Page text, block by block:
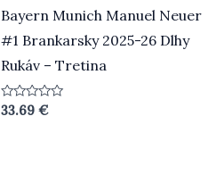
Bayern Munich Manuel Neuer
#1 Brankarsky 2025-26 Dlhy
Rukáv – Tretina
Hodnotenie
33.69€